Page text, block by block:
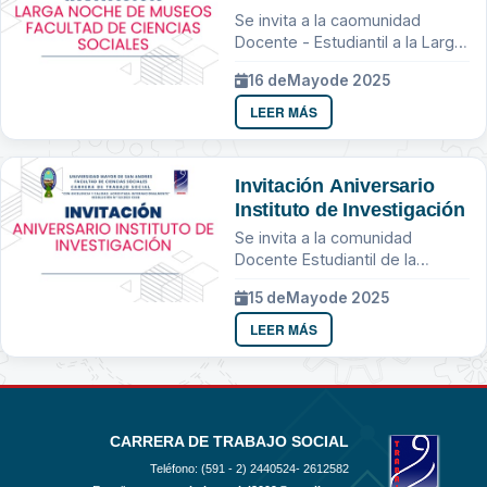
Sociales
Se invita a la caomunidad
Docente - Estudiantil a la Larga
16 deMayode 2025
LEER MÁS
Invitación Aniversario
Instituto de Investigación
Se invita a la comunidad
Docente Estudiantil de la
15 deMayode 2025
LEER MÁS
CARRERA DE TRABAJO SOCIAL
Teléfono: (591 - 2) 2440524- 2612582